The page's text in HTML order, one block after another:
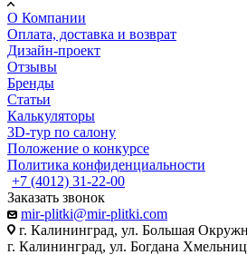
О Компании
Оплата, доставка и возврат
Дизайн-проект
Отзывы
Бренды
Статьи
Калькуляторы
3D-тур по салону
Положение о конкурсе
Политика конфиденциальности
+7 (4012) 31-22-00
Заказать звонок
mir-plitki@mir-plitki.com
г. Калининград, ул. Большая
г. Калининград, ул. Богдана